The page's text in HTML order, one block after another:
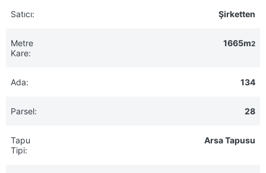
Satıcı: Şirketten
Metre
Kare:
1665m2
Ada: 134
Parsel: 28
Tapu
Tipi:
Arsa Tapusu